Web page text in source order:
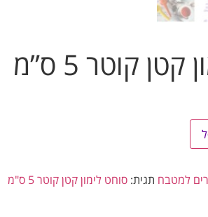
קוטר 5 ס”מ
תגית:סוחט לימון קטן קוטר 5 ס"מ